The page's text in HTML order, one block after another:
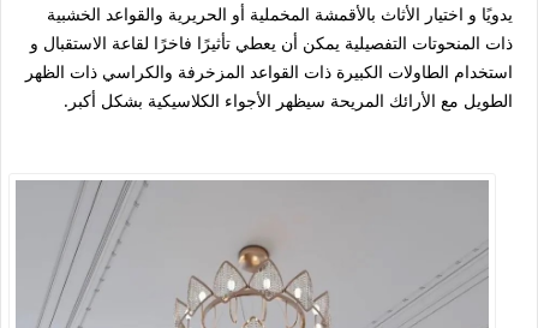
يدويًا و اختيار الأثاث بالأقمشة المخملية أو الحريرية والقواعد الخشبية
ذات المنحوتات التفصيلية يمكن أن يعطي تأثيرًا فاخرًا لقاعة الاستقبال و
استخدام الطاولات الكبيرة ذات القواعد المزخرفة والكراسي ذات الظهر
الطويل مع الأرائك المريحة سيظهر الأجواء الكلاسيكية بشكل أكبر.